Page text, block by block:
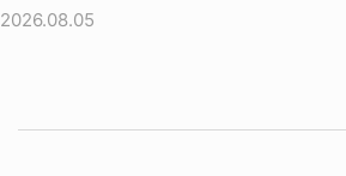
2026.08.05